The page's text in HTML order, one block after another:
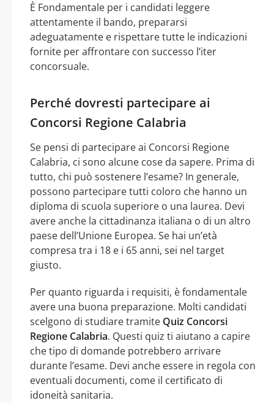
È Fondamentale per i candidati leggere
attentamente il bando, prepararsi
adeguatamente e rispettare tutte le indicazioni
fornite per affrontare con successo l’iter
concorsuale.
Perché dovresti partecipare ai
Concorsi Regione Calabria
Se pensi di partecipare ai Concorsi Regione
Calabria, ci sono alcune cose da sapere. Prima di
tutto, chi può sostenere l’esame? In generale,
possono partecipare tutti coloro che hanno un
diploma di scuola superiore o una laurea. Devi
avere anche la cittadinanza italiana o di un altro
paese dell’Unione Europea. Se hai un’età
compresa tra i 18 e i 65 anni, sei nel target
giusto.
Per quanto riguarda i requisiti, è fondamentale
avere una buona preparazione. Molti candidati
scelgono di studiare tramite Quiz Concorsi
Regione Calabria. Questi quiz ti aiutano a capire
che tipo di domande potrebbero arrivare
durante l’esame. Devi anche essere in regola con
eventuali documenti, come il certificato di
idoneità sanitaria.